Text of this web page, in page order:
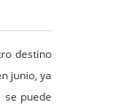
destino
junio, ya
se puede